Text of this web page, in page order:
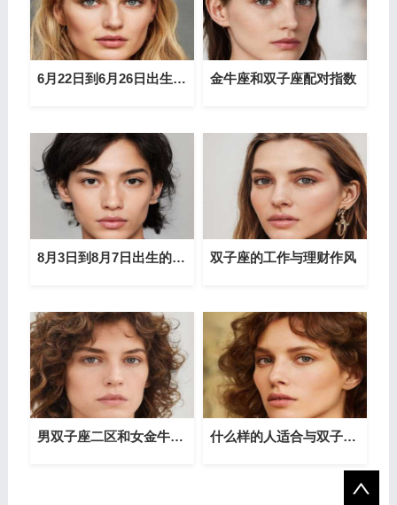
6月22日到6月26日出生的巨蟹座性格详解 金牛座和双子座配对指数
8月3日到8月7日出生的狮子座性格详解 双子座的工作与理财作风
男双子座二区和女金牛双子座配对 什么样的人适合与双子座同居？